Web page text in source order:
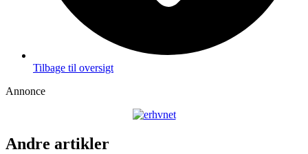
Tilbage til oversigt
Annonce
Andre artikler